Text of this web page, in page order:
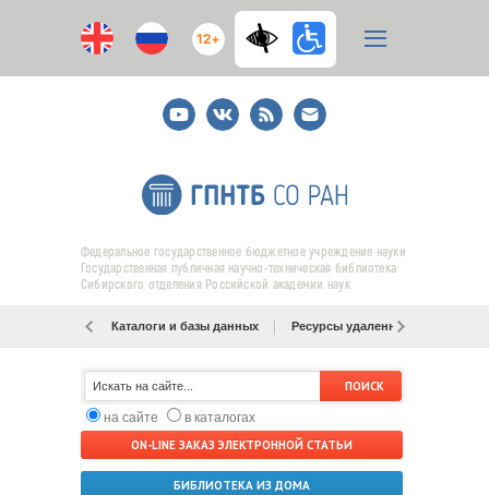
12+
YoutubeВКонтакте
RSS
E-
mail
подписка
Федеральное государственное бюджетное учреждение науки
Государственная публичная научно-техническая библиотека
Сибирского отделения Российской академии наук
Каталоги и базы данных Ресурсы удаленного доступа
на сайте
в каталогах
ON-LINE ЗАКАЗ ЭЛЕКТРОННОЙ СТАТЬИ
БИБЛИОТЕКА ИЗ ДОМА